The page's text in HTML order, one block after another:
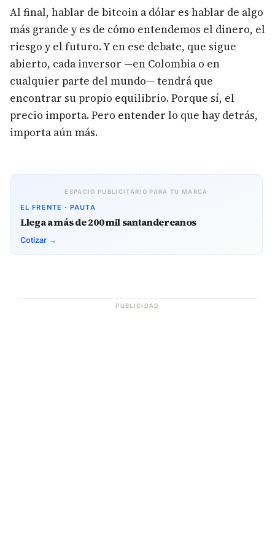
Al final, hablar de bitcoin a dólar es hablar de algo
más grande y es de cómo entendemos el dinero, el
riesgo y el futuro. Y en ese debate, que sigue
abierto, cada inversor —en Colombia o en
cualquier parte del mundo— tendrá que
encontrar su propio equilibrio. Porque sí, el
precio importa. Pero entender lo que hay detrás,
importa aún más.
ESPACIO PUBLICITARIO PARA TU MARCA
EL FRENTE · PAUTA
Llega a más de 200 mil santandereanos
Cotizar →
PUBLICIDAD